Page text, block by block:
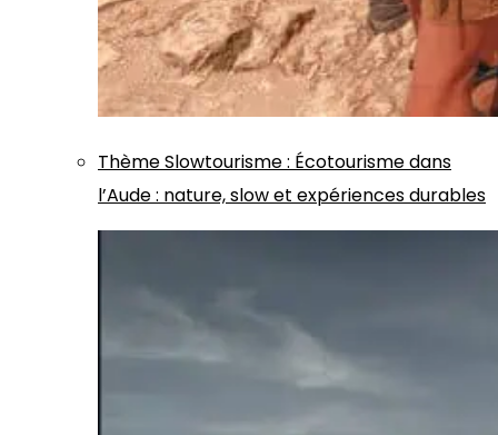
ThèmeSlowtourisme: Écotourisme dans
l’Aude : nature, slow et expériences durables